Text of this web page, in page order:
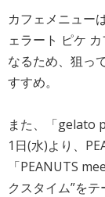
カフェメニュー
ェラート ピケ
なるため、狙っ
すすめ。
また、「gelato
1日(水)より、
「PEANUTS
クスタイム”を